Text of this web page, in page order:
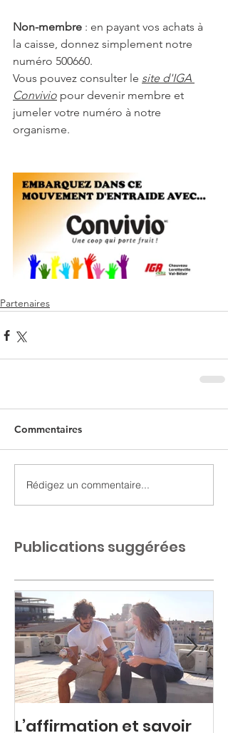
Non-membre : en payant vos achats à
la caisse, donnez simplement notre
numéro 500660.
Vous pouvez consulter le site d'IGA
Convivio pour devenir membre et
jumeler votre numéro à notre
organisme.
Partenaires
Commentaires
Rédigez un commentaire...
Publications suggérées
L’affirmation et savoir